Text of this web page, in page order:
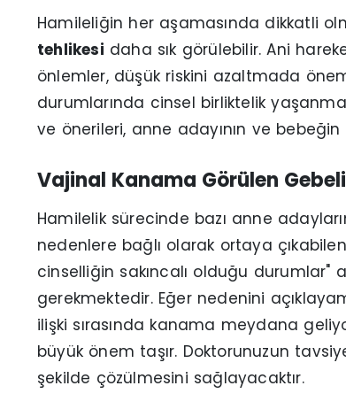
Hamileliğin her aşamasında dikkatli
tehlikesi daha sık görülebilir. Ani
önlemler, düşük riskini azaltmada
durumlarında cinsel birliktelik
ve önerileri, anne adayının ve
Vajinal Kanama Görülen
Hamilelik sürecinde bazı anne
nedenlere bağlı olarak ortaya
cinselliğin sakıncalı olduğu
gerekmektedir. Eğer nedenini
ilişki sırasında kanama meydana
büyük önem taşır. Doktorunuzun
şekilde çözülmesini sağlayacaktır.